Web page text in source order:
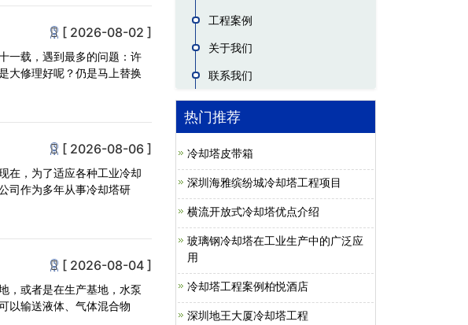
[ 2026-08-02 ]
一载，遇到最多的问题：许
大修理好呢？仍是马上替换
[ 2026-08-06 ]
在，为了适应各种工业冷却
司作为多年从事冷却塔研
[ 2026-08-04 ]
，或者是在生产基地，水泵
以输送液体、气体混合物
工程案例
关于我们
联系我们
热门推荐
冷却塔皮带箱
深圳海雅缤纷城冷却塔工程项目
横流开放式冷却塔优点介绍
玻璃钢冷却塔在工业生产中的广泛应
用
冷却塔工程案例柏悦酒店
深圳地王大厦冷却塔工程